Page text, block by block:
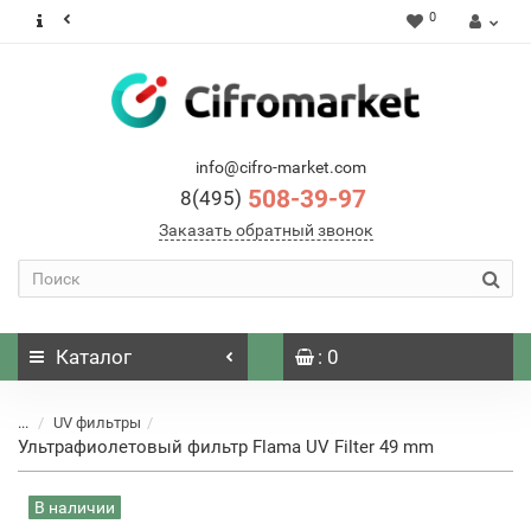
0
info@cifro-market.com
8(495) 508-39-97
Заказать обратный звонок
Каталог : 0
... UV фильтры
Ультрафиолетовый фильтр Flama UV Filter 49 mm
В наличии